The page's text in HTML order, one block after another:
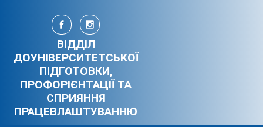
Skip to main content
ВІДДІЛ
ДОУНІВЕРСИТЕТСЬКОЇ
ПІДГОТОВКИ,
ПРОФОРІЄНТАЦІЇ ТА
СПРИЯННЯ
ПРАЦЕВЛАШТУВАННЮ